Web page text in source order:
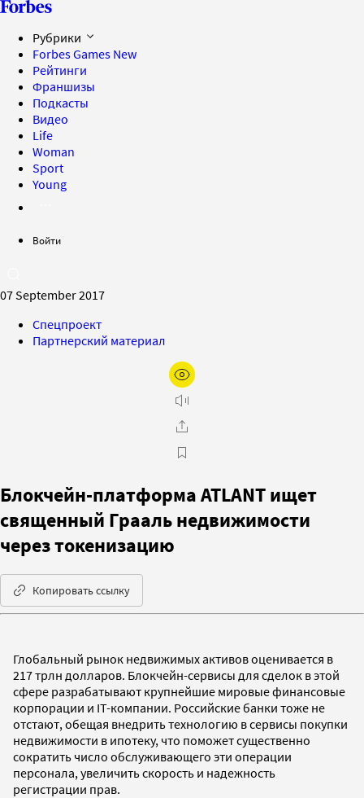
Рубрики
Forbes Games New
Рейтинги
Франшизы
Подкасты
Видео
Life
Woman
Sport
Young
Войти
07 September 2017
Спецпроект
Партнерский материал
Блокчейн-платформа ATLANT ищет
священный Грааль недвижимости
через токенизацию
Копировать ссылку
Глобальный рынок недвижимых активов оценивается в
217 трлн долларов. Блокчейн-сервисы для сделок в этой
сфере разрабатывают крупнейшие мировые финансовые
корпорации и IT-компании. Российские банки тоже не
отстают, обещая внедрить технологию в сервисы покупки
недвижимости в ипотеку, что поможет существенно
сократить число обслуживающего эти операции
персонала, увеличить скорость и надежность
регистрации прав.